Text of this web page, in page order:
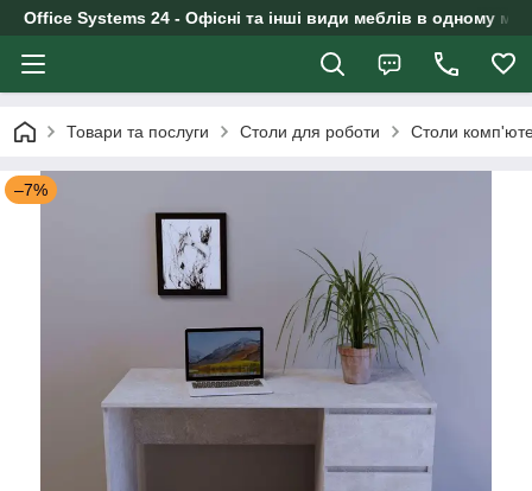
Office Systems 24 - Офісні та інші види меблів в одному
Товари та послуги Столи для роботи Столи
–7%